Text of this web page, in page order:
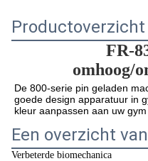
Productoverzicht
FR-
omhoog/
De 800-serie pin geladen
goede design apparatuur in
kleur aanpassen aan uw
Een overzicht
Verbeterde biomechanica